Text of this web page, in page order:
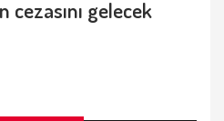
cezasını gelecek